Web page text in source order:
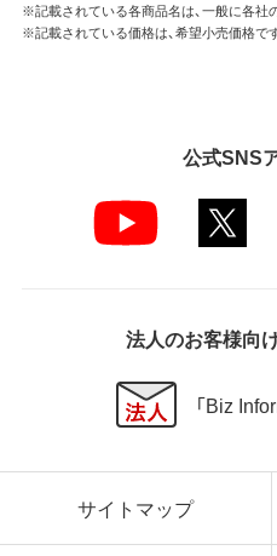
※記載されている各商品名は、一般に各社
※記載されている価格は、希望小売価格です
公式SNS
法人のお客様向
「Biz
サイトマップ